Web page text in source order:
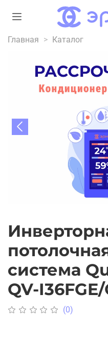
Главная Каталог
система
QV-
(0)